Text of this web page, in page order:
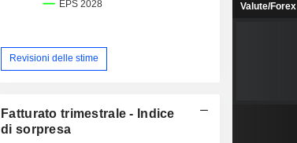
Revisioni delle stime
Fatturato trimestrale - Indice
di sorpresa
Valute/Forex